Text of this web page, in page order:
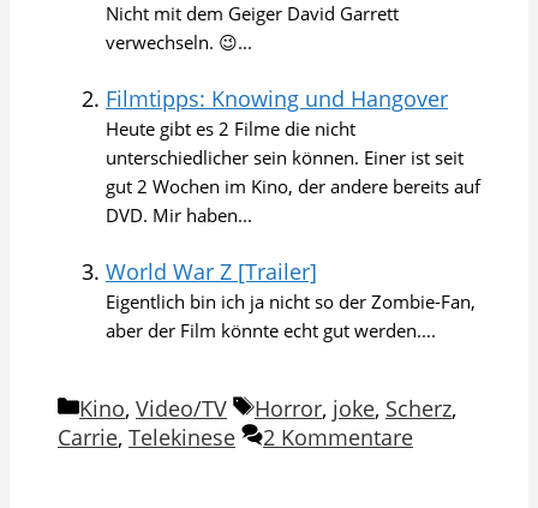
Nicht mit dem Geiger David Garrett
verwechseln. 😉...
Filmtipps: Knowing und Hangover
Heute gibt es 2 Filme die nicht
unterschiedlicher sein können. Einer ist seit
gut 2 Wochen im Kino, der andere bereits auf
DVD. Mir haben...
World War Z [Trailer]
Eigentlich bin ich ja nicht so der Zombie-Fan,
aber der Film könnte echt gut werden....
Kategorien
Kino, Video/TV Schlagwörter
Horror, joke, Scherz,
Carrie, Telekinese 2 Kommentare